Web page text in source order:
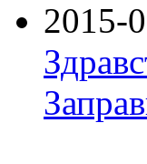
2015-